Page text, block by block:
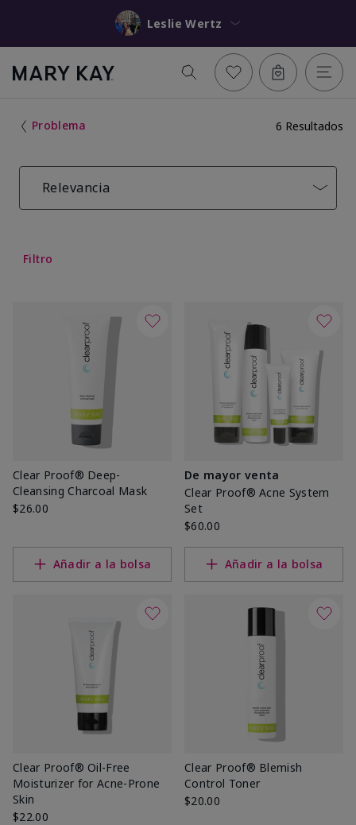
Leslie Wertz
Problema 6 Resultados
Relevancia
Filtro
Clear Proof® Deep-
Cleansing Charcoal Mask
$26.00
Añadir a la bolsa
De mayor venta
Clear Proof® Acne System
Set
$60.00
Añadir a la bolsa
Clear Proof® Oil-Free
Moisturizer for Acne-Prone
Skin
$22.00
Clear Proof® Blemish
Control Toner
$20.00